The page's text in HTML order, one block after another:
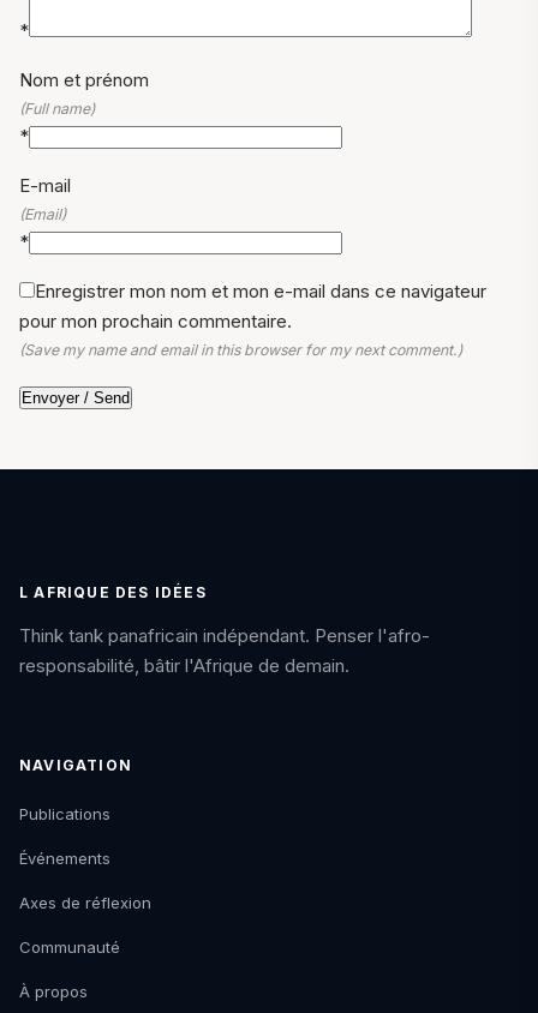
*
Nom et prénom
(Full name)
*
E-mail
(Email)
*
Enregistrer mon nom et mon e-mail dans ce navigateur
pour mon prochain commentaire.
(Save my name and email in this browser for my next comment.)
L AFRIQUE DES IDÉES
Think tank panafricain indépendant. Penser l'afro-
responsabilité, bâtir l'Afrique de demain.
NAVIGATION
Publications
Événements
Axes de réflexion
Communauté
À propos